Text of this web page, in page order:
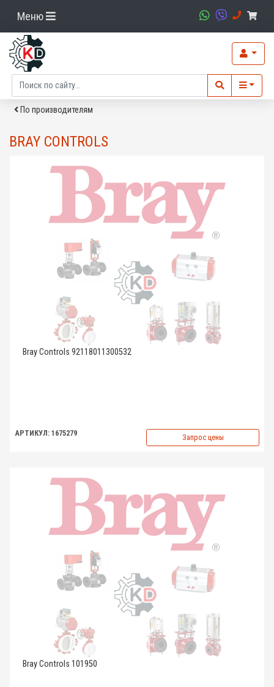
Меню
По производителям
BRAY CONTROLS
Bray Controls 92118011300532
АРТИКУЛ: 1675279 Запрос цены
Bray Controls 101950